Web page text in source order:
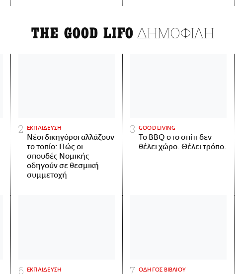
THE GOOD LIFO ΔΗΜΟΦΙΛΗ
ΕΚΠΑΙΔΕΥΣΗ
Νέοι δικηγόροι αλλάζουν
το τοπίο: Πώς οι
σπουδές Νομικής
οδηγούν σε θεσμική
συμμετοχή
GOOD LIVING
Το BBQ στο σπίτι δεν
θέλει χώρο. Θέλει τρόπο.
ΕΚΠΑΙΔΕΥΣΗ ΟΔΗΓΟΣ ΒΙΒΛΙΟΥ